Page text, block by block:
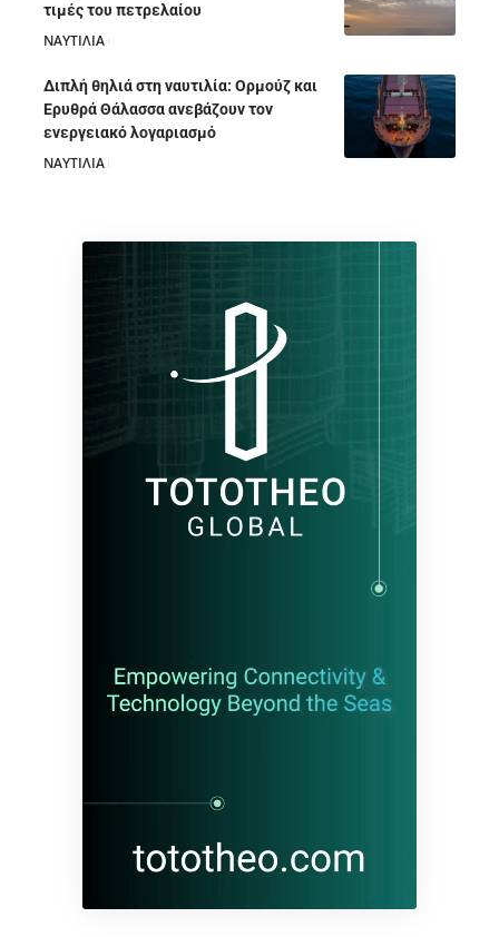
τιμές του πετρελαίου
ΝΑΥΤΙΛΙΑ
Διπλή θηλιά στη ναυτιλία: Ορμούζ και
Ερυθρά Θάλασσα ανεβάζουν τον
ενεργειακό λογαριασμό
ΝΑΥΤΙΛΙΑ